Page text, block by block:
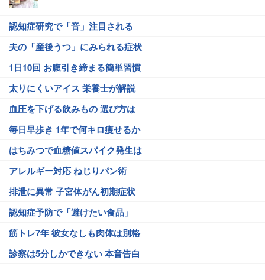
認知症研究で「音」注目される
夫の「産後うつ」にみられる症状
1日10回 お腹引き締まる簡単習慣
太りにくいアイス 栄養士が解説
血圧を下げる飲みもの 選び方は
毎日早歩き 1年で何キロ痩せるか
はちみつで血糖値スパイク発生は
アレルギー対応 ねじりパン術
排泄に異常 子宮体がん初期症状
認知症予防で「避けたい食品」
筋トレ7年 彼女なしも肉体は別格
診察は5分しかできない 本音告白